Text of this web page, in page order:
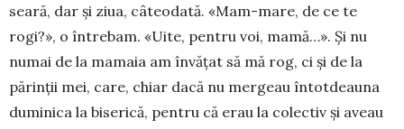
seară, dar și ziua, câteodată. «Mam-mare, de ce te
rogi?», o întrebam. «Uite, pentru voi, mamă…». Și nu
numai de la mamaia am învățat să mă rog, ci și de la
părinții mei, care, chiar dacă nu mergeau întotdeauna
duminica la biserică, pentru că erau la colectiv și aveau